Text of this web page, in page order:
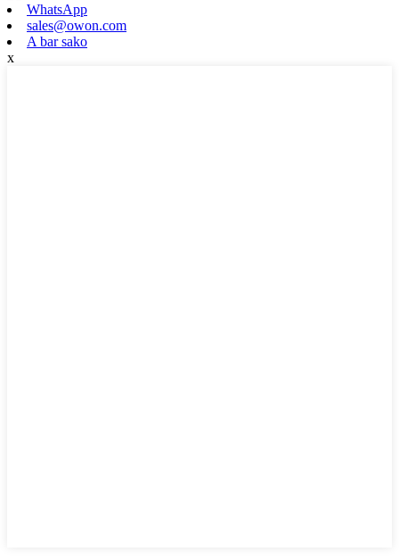
WhatsApp
sales@owon.com
A bar sako
x